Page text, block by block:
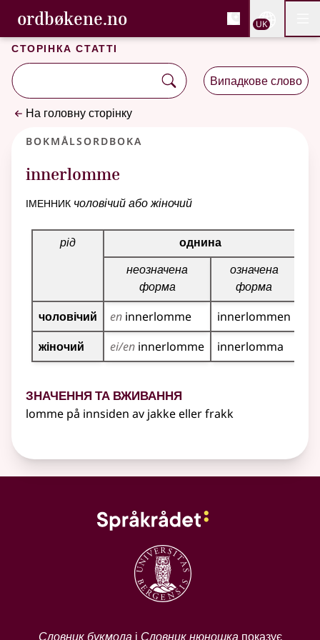
Перейти до основного вмісту
Доступність
ordbøkene.no, Cловник букмола та
Cловник букмола та Словник нюношка
UK
Сторінка статті
Випадкове слово
На головну сторінку
Bokmålsordboka
innerlomme
іменник чоловічий або жіночий
Таблиця відмінювання для цього іменника
рід
однина
неозначена
форма
означена
форма
чоловічий en innerlomme innerlommen
жіночий
ei/en innerlomme innerlomma
Значення та вживання
lomme på innsiden av jakkeellerfrakk
Словник букмола і Словник нюношка показує